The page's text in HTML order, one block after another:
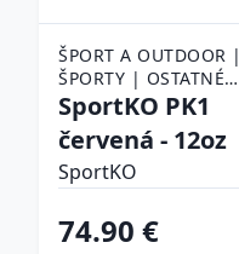
ŠPORT A OUTDOOR |
ŠPORTY | OSTATNÉ
ŠPORTY | BOJOVÉ
ŠPORTY | BOX |
BOXERSKÉ RUKAVICE
SportKO PK1
červená - 12oz
SportKO
74.90 €